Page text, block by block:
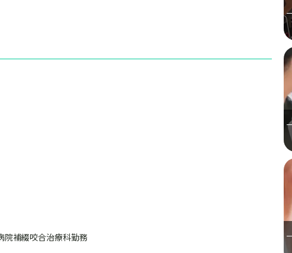
補綴咬合治療科勤務